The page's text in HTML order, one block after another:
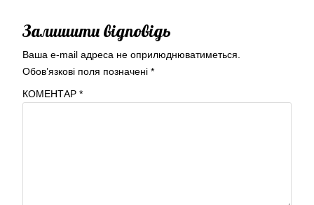
Залишити відповідь
Ваша e-mail адреса не оприлюднюватиметься.
Обов’язкові поля позначені *
КОМЕНТАР *